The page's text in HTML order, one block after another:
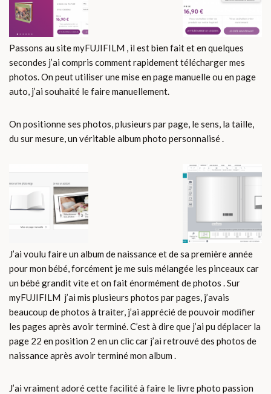
Passons au site myFUJIFILM , il est bien fait et en quelques
secondes j’ai compris comment rapidement télécharger mes
photos. On peut utiliser une mise en page manuelle ou en page
auto, j’ai souhaité le faire manuellement.
On positionne ses photos, plusieurs par page, le sens, la taille,
du sur mesure, un véritable album photo personnalisé .
J’ai voulu faire un album de naissance et de sa première année
pour mon bébé, forcément je me suis mélangée les pinceaux car
un bébé grandit vite et on fait énormément de photos . Sur
myFUJIFILM j’ai mis plusieurs photos par pages, j’avais
beaucoup de photos à traiter, j’ai apprécié de pouvoir modifier
les pages après avoir terminé. C’est à dire que j’ai pu déplacer la
page 22 en position 2 en un clic car j’ai retrouvé des photos de
naissance après avoir terminé mon album .
J’ai vraiment adoré cette facilité à faire le livre photo passion